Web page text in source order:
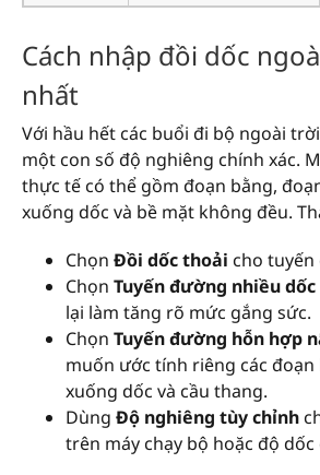
Cách nhập đồi dốc
nhất
Với hầu hết các buổi đi bộ ngoài
một con số độ nghiêng chính xác.
thực tế có thể gồm đoạn bằng,
xuống dốc và bề mặt không đều.
Chọn Đồi dốc thoải cho tuyến
Chọn Tuyến đường nhiều dốc
lại làm tăng rõ mức gắng sức.
Chọn Tuyến đường hỗn hợp
muốn ước tính riêng các đoạn
xuống dốc và cầu thang.
Dùng Độ nghiêng tùy chỉnh
trên máy chạy bộ hoặc độ